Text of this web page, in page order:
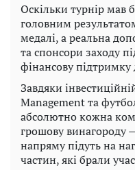
Оскільки турнір мав
головним
медалі, а реальна
та спонсори заходу
фінансову
Завдяки
Management та
абсолютно кожна
грошову винагороду
напряму підуть на
частин, які брали